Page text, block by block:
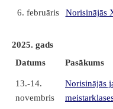
6. februāris Norisinājās
2025. gads
Datums
Pasākums
13.-14.
novembris
Norisinājās